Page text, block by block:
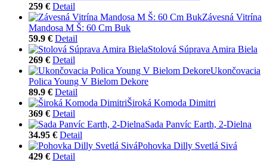
259 € Detail
Závesná Vitrína
Mandosa M Š: 60 Cm Buk
59.9 € Detail
Stolová Súprava Amira Biela
269 € Detail
Ukončovacia
Polica Young V Bielom Dekore
89.9 € Detail
Široká Komoda Dimitri
369 € Detail
Sada Panvíc Earth, 2-Dielna
34.95 € Detail
Pohovka Dilly Svetlá Sivá
429 € Detail